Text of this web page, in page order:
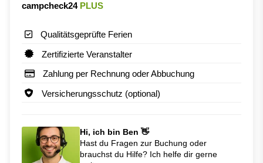
campcheck24 PLUS
Qualitätsgeprüfte Ferien
Zertifizierte Veranstalter
Zahlung per Rechnung oder Abbuchung
Versicherungsschutz (optional)
Hi, ich bin Ben 👋
Hast du Fragen zur Buchung oder
brauchst du Hilfe? Ich helfe dir gerne